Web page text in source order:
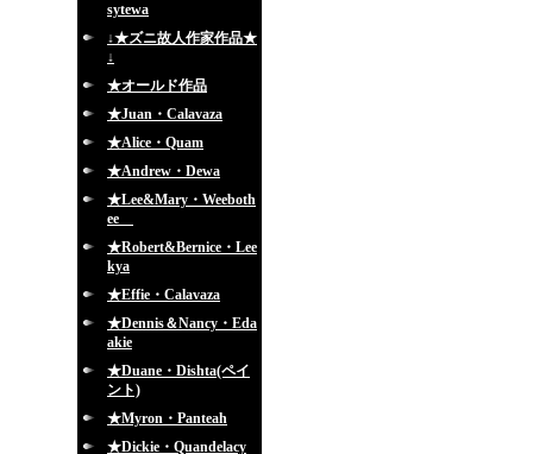
sytewa
↓★ズニ故人作家作品★
↓
★オールド作品
★Juan・Calavaza
★Alice・Quam
★Andrew・Dewa
★Lee&Mary・Weeboth
ee
★Robert&Bernice・Lee
kya
★Effie・Calavaza
★Dennis＆Nancy・Eda
akie
★Duane・Dishta(ペイ
ント)
★Myron・Panteah
★Dickie・Quandelacy